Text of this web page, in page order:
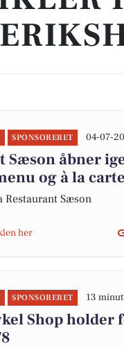
SPONSORERET 04-07-
Sæson åbner
og à la
Restaurant Sæson
her
SPONSORERET 13
Shop holder